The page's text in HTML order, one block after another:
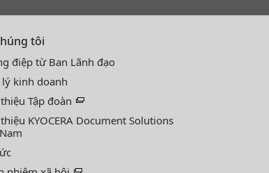
tôi
điệp từ Ban Lãnh đạo
lý kinh doanh
Tập đoàn
KYOCERA Document Solutions